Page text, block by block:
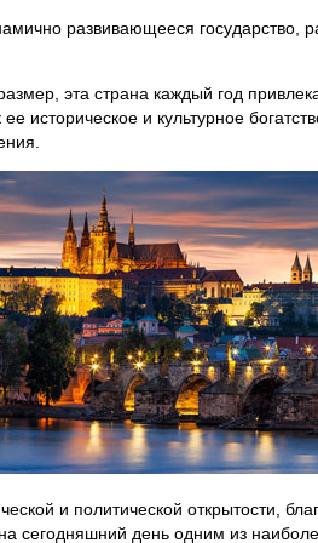
развивающееся государство,
эта страна каждый год
историческое и культурное
и политической открытости,
сегодняшний день одним из